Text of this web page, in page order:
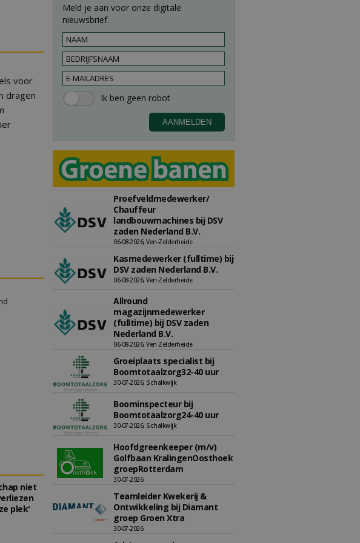
voor
dragen
niet
plek'
Meld je aan voor onze digitale
nieuwsbrief.
Proefveldmedewerker/
Chauffeur
landbouwmachines bij DSV
zaden Nederland B.V.
06-08-2026, Ven-Zelderheide
Kasmedewerker (fulltime) bij
DSV zaden Nederland B.V.
06-08-2026, Ven-Zelderheide
Allround
magazijnmedewerker
(fulltime) bij DSV zaden
Nederland B.V.
06-08-2026, Ven Zelderheide
Groeiplaats specialist bij
Boomtotaalzorg32-40 uur
30-07-2026, Schalkwijk
Boominspecteur bij
Boomtotaalzorg24-40 uur
30-07-2026, Schalkwijk
Hoofdgreenkeeper (m/v)
Golfbaan KralingenOosthoek
groepRotterdam
30-07-2026
Teamleider Kwekerij &
Ontwikkeling bij Diamant
groep Groen Xtra
30-07-2026